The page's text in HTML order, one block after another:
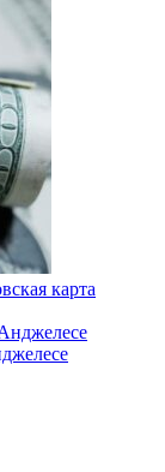
карта